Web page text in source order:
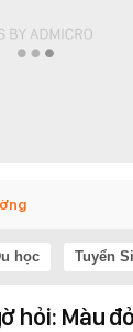
học Tuyển
hỏi: Màu